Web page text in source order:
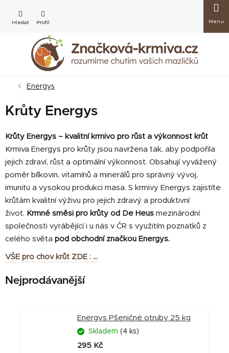
obsah
košík
Energys
Krůty Energys
Krůty Energys – kvalitní krmivo pro růst a výkonnost krůt
Krmiva Energys pro krůty jsou navržena tak, aby podpořila
jejich zdraví, růst a optimální výkonnost. Obsahují vyvážený
poměr bílkovin, vitamínů a minerálů pro správný vývoj,
imunitu a vysokou produkci masa. S krmivy Energys zajistíte
krůtám kvalitní výživu pro jejich zdravý a produktivní
život. Krmné směsi pro krůty od De Heus mezinárodní
společnosti vyrábějící i u nás v ČR s využitím poznatků z
celého světa pod obchodní značkou Energys.
VŠE pro chov krůt ZDE : ...
Nejprodávanější
Energys Pšeničné otruby 25 kg
Skladem (4 ks)
295 Kč